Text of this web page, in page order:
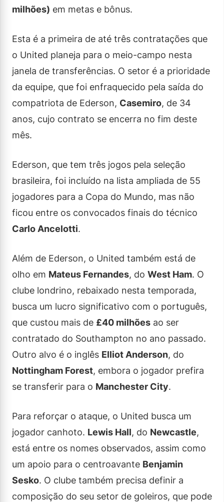
milhões) em metas e bônus.
Esta é a primeira de até três contratações que
o United planeja para o meio-campo nesta
janela de transferências. O setor é a prioridade
da equipe, que foi enfraquecido pela saída do
compatriota de Ederson, Casemiro, de 34
anos, cujo contrato se encerra no fim deste
mês.
Ederson, que tem três jogos pela seleção
brasileira, foi incluído na lista ampliada de 55
jogadores para a Copa do Mundo, mas não
ficou entre os convocados finais do técnico
Carlo Ancelotti.
Além de Ederson, o United também está de
olho em Mateus Fernandes, do West Ham. O
clube londrino, rebaixado nesta temporada,
busca um lucro significativo com o português,
que custou mais de £40 milhões ao ser
contratado do Southampton no ano passado.
Outro alvo é o inglês Elliot Anderson, do
Nottingham Forest, embora o jogador prefira
se transferir para o Manchester City.
Para reforçar o ataque, o United busca um
jogador canhoto. Lewis Hall, do Newcastle,
está entre os nomes observados, assim como
um apoio para o centroavante Benjamin
Sesko. O clube também precisa definir a
composição do seu setor de goleiros, que pode